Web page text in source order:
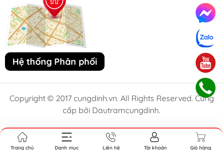
Hệ thống Phân phối
Copyright © 2017 cungdinh.vn. All Rights Reserved. Cung
cấp bởi Dautramcungdinh.
Trang chủ Danh mục Liên hệ Tài khoản Giỏ hàng